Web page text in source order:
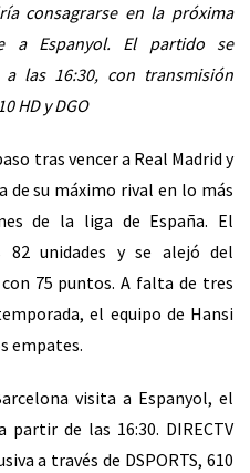
consagrarse en la próxima
a Espanyol. El partido se
las 16:30, con transmisión
HD y DGO
tras vencer a Real Madrid y
de su máximo rival en lo más
de la liga de España. El
82 unidades y se alejó del
75 puntos. A falta de tres
el equipo de Hansi
empates.
visita a Espanyol, el
de las 16:30. DIRECTV
a través de DSPORTS, 610